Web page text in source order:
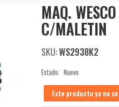
MAQ.
C/MALETIN
SKU:WS2938K2
Estado: Nuevo
Este producto ya no